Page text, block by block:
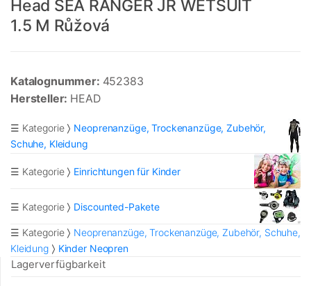
Head SEA RANGER JR WETSUIT
1.5 M Růžová
Katalognummer: 452383
Hersteller: HEAD
☰ Kategorie
Neoprenanzüge, Trockenanzüge, Zubehör,
Schuhe, Kleidung
☰ Kategorie Einrichtungen für Kinder
☰ Kategorie Discounted-Pakete
☰ Kategorie
Neoprenanzüge, Trockenanzüge, Zubehör, Schuhe,
Kleidung
Kinder Neopren
Lagerverfügbarkeit